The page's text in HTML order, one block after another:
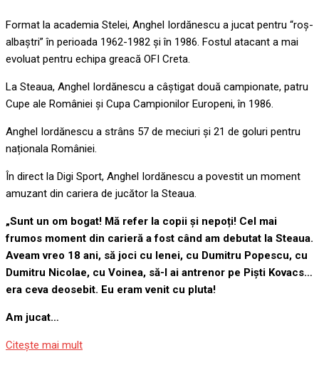
Format la academia Stelei, Anghel Iordănescu a jucat pentru “roș-
albaștri” în perioada 1962-1982 și în 1986. Fostul atacant a mai
evoluat pentru echipa greacă OFI Creta.
La Steaua, Anghel Iordănescu a câștigat două campionate, patru
Cupe ale României și Cupa Campionilor Europeni, în 1986.
Anghel Iordănescu a strâns 57 de meciuri și 21 de goluri pentru
naționala României.
În direct la Digi Sport, Anghel Iordănescu a povestit un moment
amuzant din cariera de jucător la Steaua.
„Sunt un om bogat! Mă refer la copii și nepoți! Cel mai
frumos moment din carieră a fost când am debutat la Steaua.
Aveam vreo 18 ani, să joci cu Ienei, cu Dumitru Popescu, cu
Dumitru Nicolae, cu Voinea, să-l ai antrenor pe Piști Kovacs…
era ceva deosebit. Eu eram venit cu pluta!
Am jucat…
Citeşte mai mult